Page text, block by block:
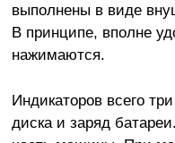
выполнены в виде
В принципе, вполне
нажимаются.
Индикаторов всего
диска и заряд